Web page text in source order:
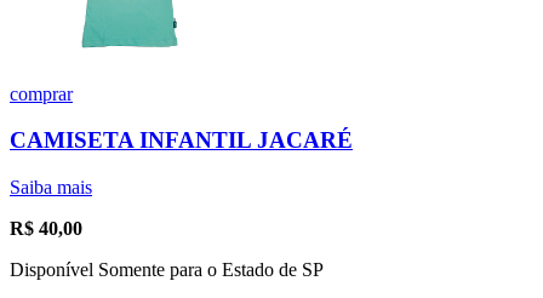
comprar
CAMISETA INFANTIL JACARÉ
Saiba mais
R$ 40,00
Disponível Somente para o Estado de SP